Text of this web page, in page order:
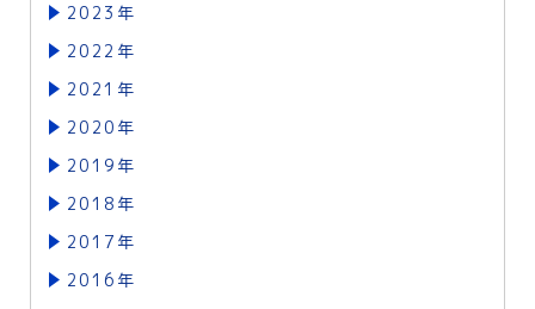
2023年
2022年
2021年
2020年
2019年
2018年
2017年
2016年